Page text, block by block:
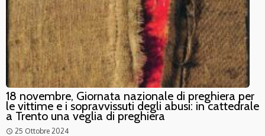
18 novembre, Giornata nazionale di preghiera per
le vittime e i sopravvissuti degli abusi: in cattedrale
a Trento una veglia di preghiera
access_time 25 Ottobre 2024